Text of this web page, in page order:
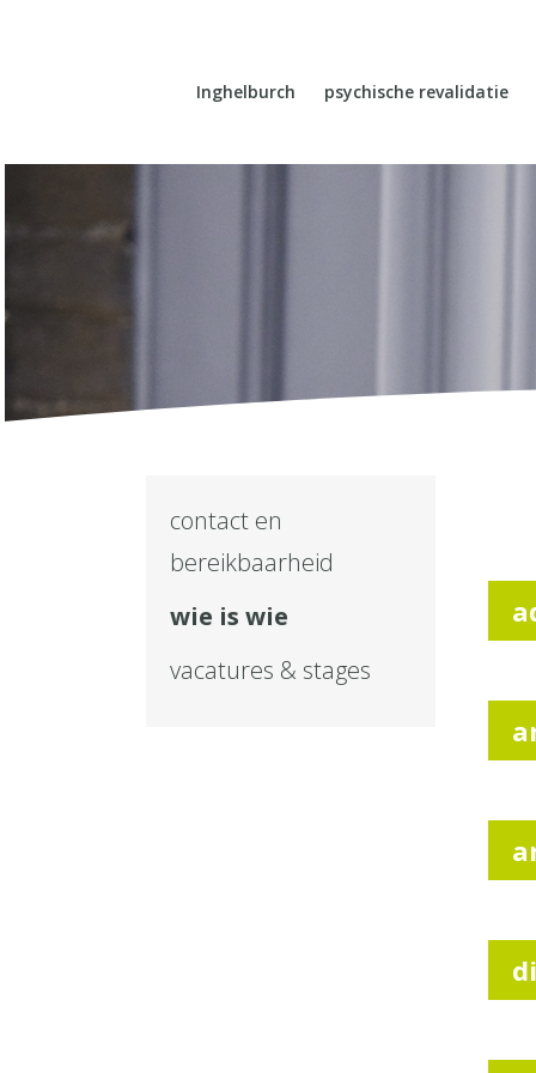
Inghelburch psychische revalidatie
contact en
bereikbaarheid
wie is wie
vacatures & stages